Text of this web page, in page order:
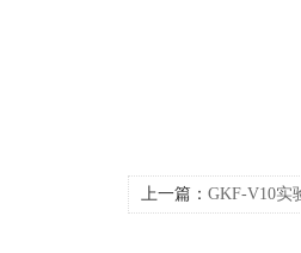
上一篇： GKF-V10实